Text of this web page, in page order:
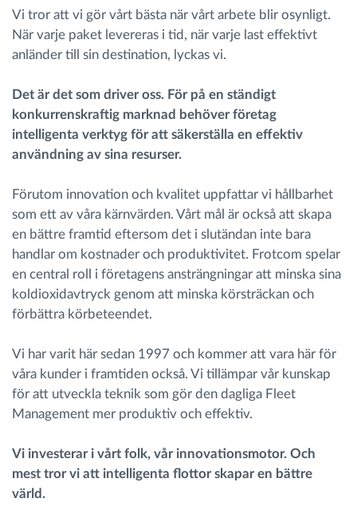
Vi tror att vi gör vårt bästa när vårt arbete blir osynligt.
När varje paket levereras i tid, när varje last effektivt
anländer till sin destination, lyckas vi.
Det är det som driver oss. För på en ständigt
konkurrenskraftig marknad behöver företag
intelligenta verktyg för att säkerställa en effektiv
användning av sina resurser.
Förutom innovation och kvalitet uppfattar vi hållbarhet
som ett av våra kärnvärden. Vårt mål är också att skapa
en bättre framtid eftersom det i slutändan inte bara
handlar om kostnader och produktivitet. Frotcom spelar
en central roll i företagens ansträngningar att minska sina
koldioxidavtryck genom att minska körsträckan och
förbättra körbeteendet.
Vi har varit här sedan 1997 och kommer att vara här för
våra kunder i framtiden också. Vi tillämpar vår kunskap
för att utveckla teknik som gör den dagliga Fleet
Management mer produktiv och effektiv.
Vi investerar i vårt folk, vår innovationsmotor. Och
mest tror vi att intelligenta flottor skapar en bättre
värld.